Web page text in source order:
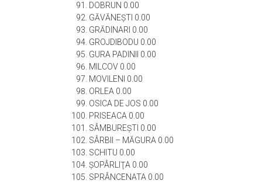
DOBRUN 0.00
GĂVĂNEŞTI 0.00
GRĂDINARI 0.00
GROJDIBODU 0.00
GURA PADINII 0.00
MILCOV 0.00
MOVILENI 0.00
ORLEA 0.00
OSICA DE JOS 0.00
PRISEACA 0.00
SÂMBUREŞTI 0.00
SÂRBII – MĂGURA 0.00
SCHITU 0.00
ŞOPÂRLIŢA 0.00
SPRÂNCENATA 0.00